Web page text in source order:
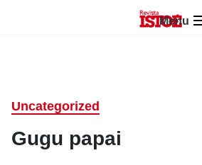
Menu
Uncategorized
Gugu papai